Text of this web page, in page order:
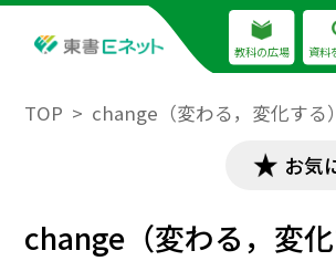
教科の広場 資料
TOP change（変わる，変化する）
お気
change（変わる，変化